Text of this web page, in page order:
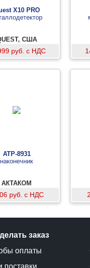
X10 PRO
США
руб. с НДС
АТР-8931
наконечник
АКТАКОМ
руб. с НДС
заказ
оплаты
поставки